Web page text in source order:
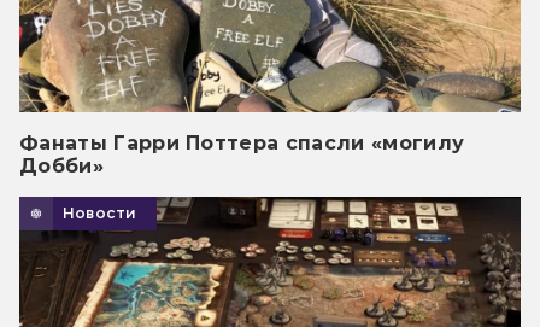
Фанаты Гарри Поттера спасли «могилу
Добби»
Новости